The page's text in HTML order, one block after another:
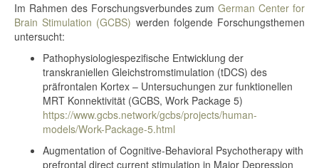
Im Rahmen des Forschungsverbundes zumGerman Center for
Brain Stimulation (GCBS) werden folgende Forschungsthemen
untersucht:
Pathophysiologiespezifische Entwicklung der
transkraniellen Gleichstromstimulation (tDCS) des
präfrontalen Kortex – Untersuchungen zur funktionellen
MRT Konnektivität (GCBS, Work Package 5)
https://www.gcbs.network/gcbs/projects/human-
models/Work-Package-5.html
Augmentation of Cognitive-Behavioral Psychotherapy with
prefrontal direct current stimulation in Major Depression